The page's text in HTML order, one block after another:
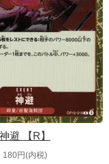
神避 【R】
180円(内税)